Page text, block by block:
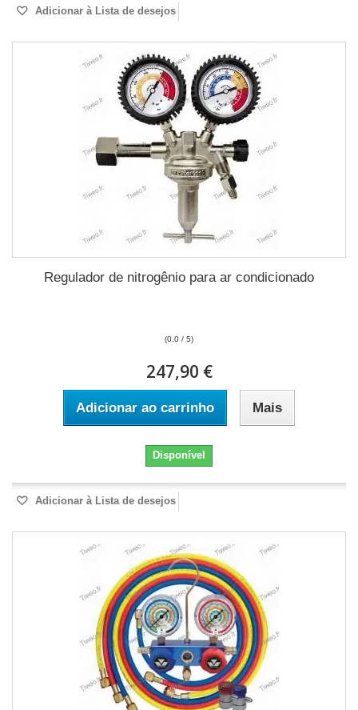
Adicionar à Lista de desejos
Regulador de nitrogênio para ar condicionado
(0.0 / 5)
247,90 €
Adicionar ao carrinho Mais
Disponível
Adicionar à Lista de desejos